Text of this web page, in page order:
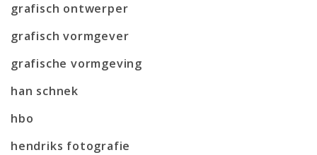
grafisch ontwerper
grafisch vormgever
grafische vormgeving
han schnek
hbo
hendriks fotografie